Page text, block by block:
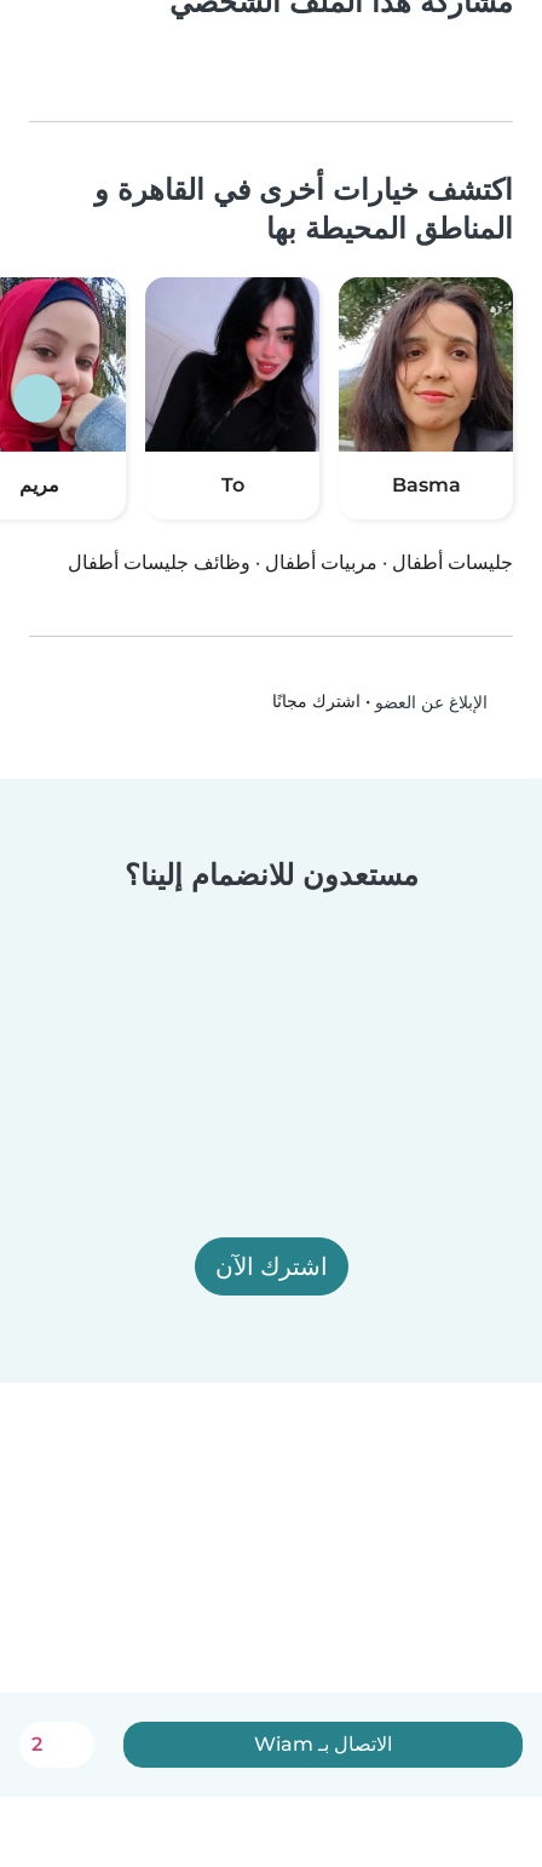
اكتشف خيارات أخرى في القاهرة و
المناطق المحيطة بها
Basma
To مريم
جليسات أطفال · مربيات أطفال · وظائف جليسات أطفال
الإبلاغ عن العضو • اشترك مجانًا
مستعدون للانضمام إلينا؟
اشترك الآن
الاتصال بـ Wiam 2